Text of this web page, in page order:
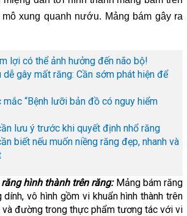
xung quanh nướu. Mảng bám gây ra
lợi có thể ảnh hưởng đến não bộ!
dễ gây mất răng: Cần sớm phát hiện để
“Bệnh lưỡi bản đồ có nguy hiểm
lưu ý trước khi quyết định nhổ răng
biết nếu muốn niềng răng đẹp, nhanh và
hình thành trên răng: Mảng bám răng
vô hình gồm vi khuẩn hình thành trên
và đường trong thực phẩm tương tác với vi